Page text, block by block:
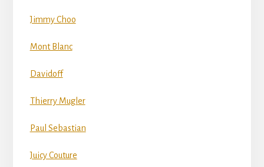
Jimmy Choo
Mont Blanc
Davidoff
Thierry Mugler
Paul Sebastian
Juicy Couture